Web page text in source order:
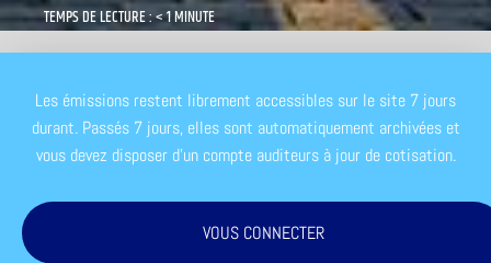
TEMPS DE LECTURE : < 1 MINUTE
Les émissions restent librement accessibles sur le site 7 jours
durant. Passés 7 jours, elles sont automatiquement archivées et
vous devez disposer d'un compte auditeurs à jour de cotisation.
VOUS CONNECTER